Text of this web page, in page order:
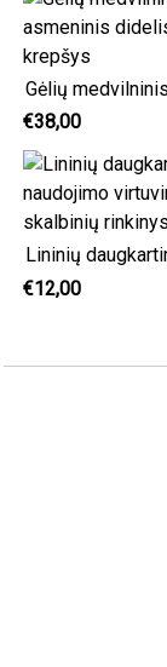
€38,00
€12,00